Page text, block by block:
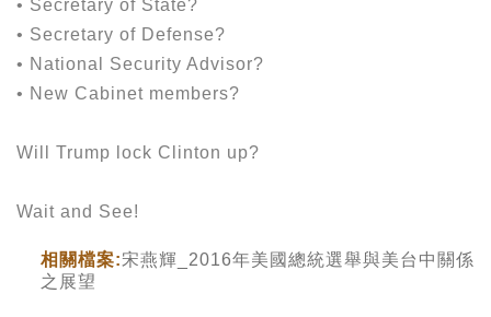
• Secretary of State?
• Secretary of Defense?
• National Security Advisor?
• New Cabinet members?
Will Trump lock Clinton up?
Wait and See!
相關檔案:宋燕輝_2016年美國總統選舉與美台中關係
之展望